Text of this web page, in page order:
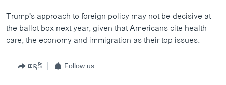
Trump's approach to foreign policy may not be decisive at
the ballot box next year, given that Americans cite health
care, the economy and immigration as their top issues.
ແຊຣ໌ Follow us